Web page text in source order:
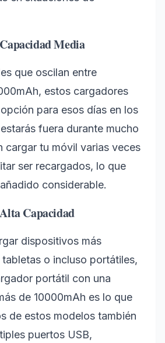
Media
que oscilan entre
estos cargadores
para esos días en los
fuera durante mucho
cargar tu móvil varias veces
ser recargados, lo que
considerable.
Capacidad
dispositivos más
o incluso portátiles,
portátil con una
de 10000mAh es lo que
de estos modelos también
puertos USB,